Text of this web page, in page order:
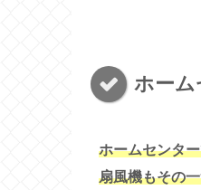
ホーム
ホームセンタ
扇風機もその